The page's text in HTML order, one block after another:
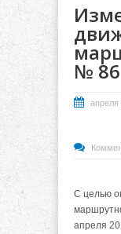
№ 86
апреля
С целью
апреля